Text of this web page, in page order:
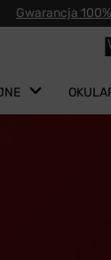
Gwarancja